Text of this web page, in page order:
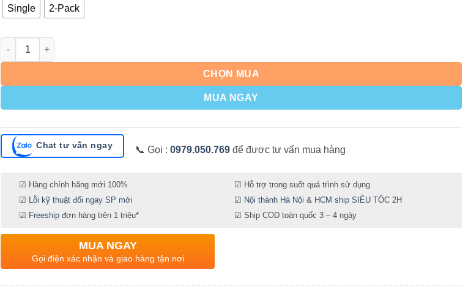
Single 2-Pack
Số lượng
CHỌN MUA
MUA NGAY
Chat tư vấn ngay 📞 Gọi : 0979.050.769để được tư vấn mua hàng
☑ Hàng chính hãng mới 100%
☑ Hỗ trợ trong suốt quá trình sử dụng
☑ Lỗi kỹ thuật đổi ngay SP mới ☑ Nội thành Hà Nội & HCM ship SIÊU TỐC 2H
☑ Freeship đơn hàng trên 1 triệu* ☑ Ship COD toàn quốc 3 – 4 ngày
MUA NGAY
Gọi điện xác nhận và giao hàng tận nơi